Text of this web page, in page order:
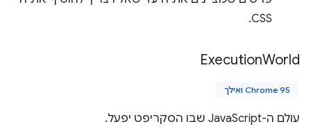
CSS.
ExecutionWorld
Chrome 95 ואילך
עולם ה-JavaScript שבו הסקריפט יפעל.